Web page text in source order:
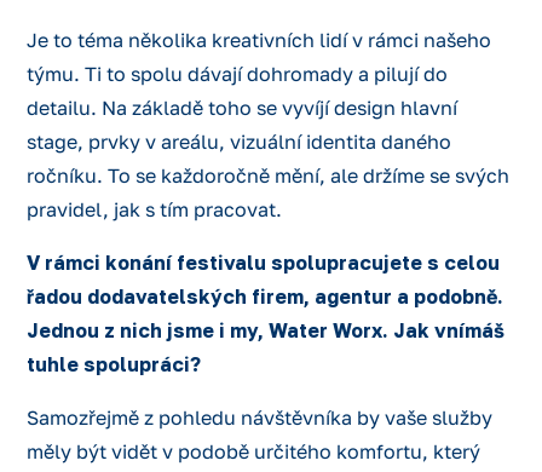
Je to téma několika kreativních lidí v rámci našeho
týmu. Ti to spolu dávají dohromady a pilují do
detailu. Na základě toho se vyvíjí design hlavní
stage, prvky v areálu, vizuální identita daného
ročníku. To se každoročně mění, ale držíme se svých
pravidel, jak s tím pracovat.
V rámci konání festivalu spolupracujete s celou
řadou dodavatelských firem, agentur a podobně.
Jednou z nich jsme i my, Water Worx. Jak vnímáš
tuhle spolupráci?
Samozřejmě z pohledu návštěvníka by vaše služby
měly být vidět v podobě určitého komfortu, který